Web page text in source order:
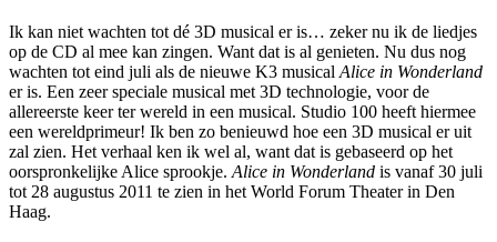
Ik kan niet wachten tot dé 3D musical er is… zeker nu ik de liedjes
op de CD al mee kan zingen. Want dat is al genieten. Nu dus nog
wachten tot eind juli als de nieuwe K3 musical Alice in Wonderland
er is. Een zeer speciale musical met 3D technologie, voor de
allereerste keer ter wereld in een musical. Studio 100 heeft hiermee
een wereldprimeur! Ik ben zo benieuwd hoe een 3D musical er uit
zal zien. Het verhaal ken ik wel al, want dat is gebaseerd op het
oorspronkelijke Alice sprookje. Alice in Wonderland is vanaf 30 juli
tot 28 augustus 2011 te zien in het World Forum Theater in Den
Haag.